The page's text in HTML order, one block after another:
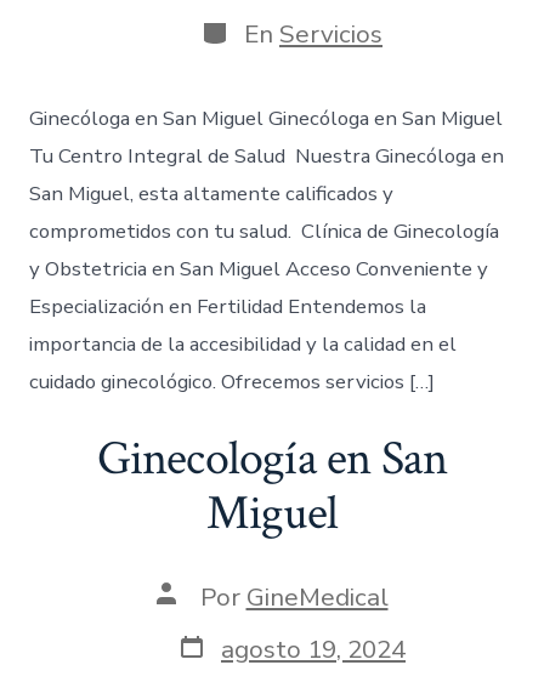
En Servicios
Ginecóloga en San Miguel Ginecóloga en San Miguel
Tu Centro Integral de Salud Nuestra Ginecóloga en
San Miguel, esta altamente calificados y
comprometidos con tu salud. Clínica de Ginecología
y Obstetricia en San Miguel Acceso Conveniente y
Especialización en Fertilidad Entendemos la
importancia de la accesibilidad y la calidad en el
cuidado ginecológico. Ofrecemos servicios […]
Ginecología en San
Miguel
Por GineMedical
agosto 19, 2024